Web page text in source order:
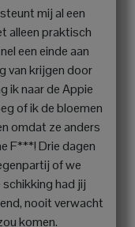
mij al een
alleen praktisch
een einde aan
van krijgen door
ik naar de Appie
of ik de bloemen
omdat ze anders
F***! Drie dagen
of we
had jij
nooit verwacht
komen.